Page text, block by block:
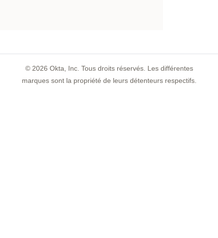
© 2026 Okta, Inc. Tous droits réservés. Les différentes
marques sont la propriété de leurs détenteurs respectifs.